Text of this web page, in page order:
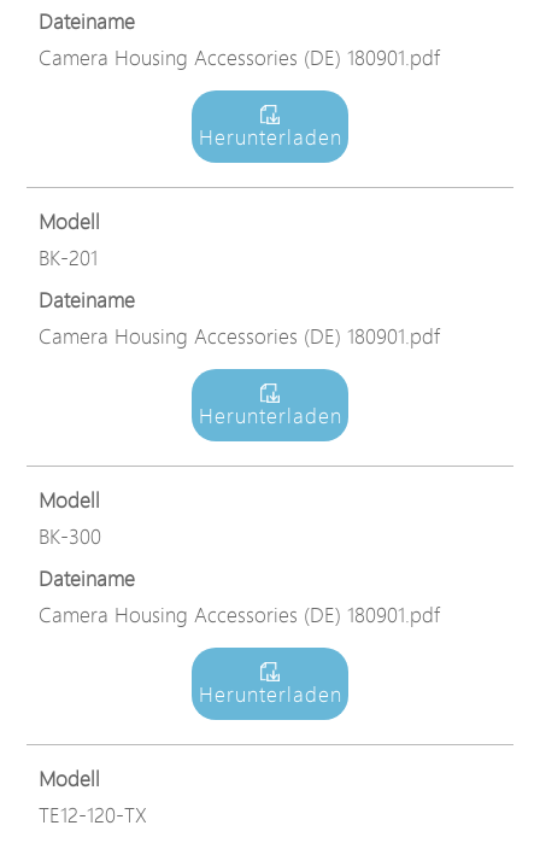
Dateiname
Camera Housing Accessories (DE) 180901.pdf
Herunterladen
Modell
BK-201
Dateiname
Camera Housing Accessories (DE) 180901.pdf
Herunterladen
Modell
BK-300
Dateiname
Camera Housing Accessories (DE) 180901.pdf
Herunterladen
Modell
TE12-120-TX